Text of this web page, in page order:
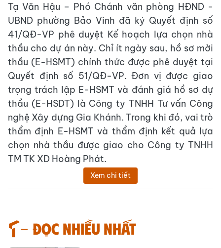
Tạ Văn Hậu – Phó Chánh văn phòng HĐND -
UBND phường Bảo Vinh đã ký Quyết định số
41/QĐ-VP phê duyệt Kế hoạch lựa chọn nhà
thầu cho dự án này. Chỉ ít ngày sau, hồ sơ mời
thầu (E-HSMT) chính thức được phê duyệt tại
Quyết định số 51/QĐ-VP. Đơn vị được giao
trọng trách lập E-HSMT và đánh giá hồ sơ dự
thầu (E-HSDT) là Công ty TNHH Tư vấn Công
nghệ Xây dựng Gia Khánh. Trong khi đó, vai trò
thẩm định E-HSMT và thẩm định kết quả lựa
chọn nhà thầu được giao cho Công ty TNHH
TM TK XD Hoàng Phát.
Xem chi tiết
Đọc nhiều nhất